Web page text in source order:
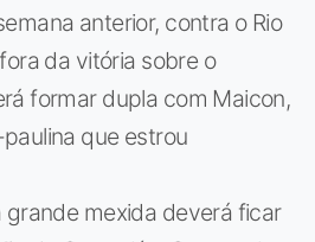
anterior, contra o Rio
da vitória sobre o
formar dupla com Maicon,
que estrou
grande mexida deverá ficar